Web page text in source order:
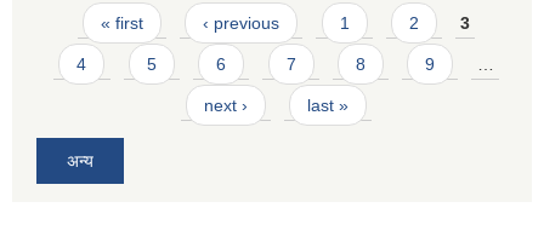
Pages
« first ‹ previous 1 2 3
4 5 6 7 8 9
next › last »
अन्य